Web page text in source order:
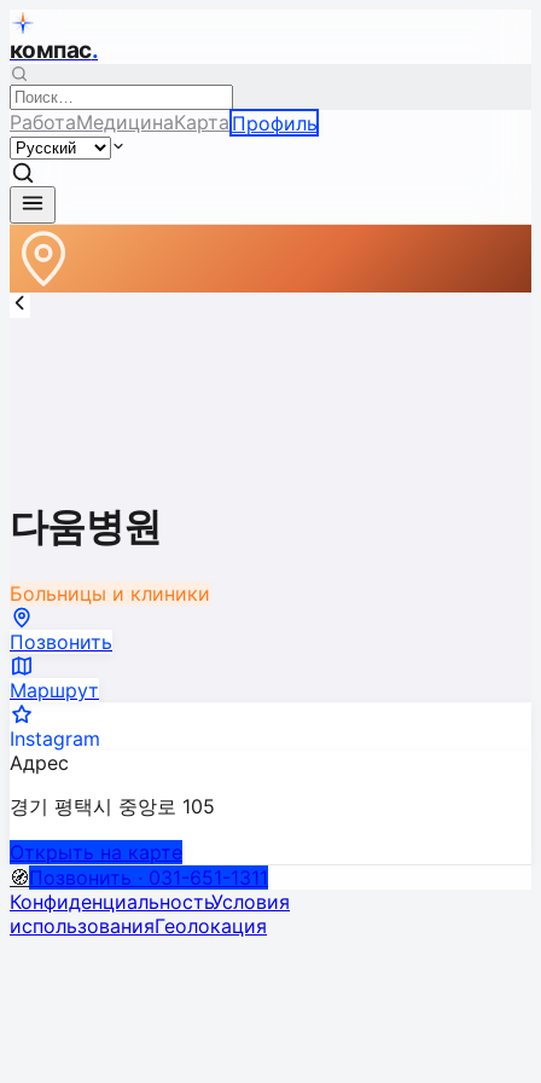
компас.
РаботаМедицинаКарта Профиль
다움병원
Больницы и клиники
Позвонить
Маршрут
Instagram
Адрес
경기 평택시 중앙로 105
Открыть на карте
🧭Позвонить · 031-651-1311
КонфиденциальностьУсловия
использованияГеолокация